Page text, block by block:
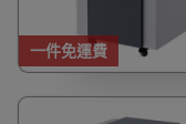
一件免運費